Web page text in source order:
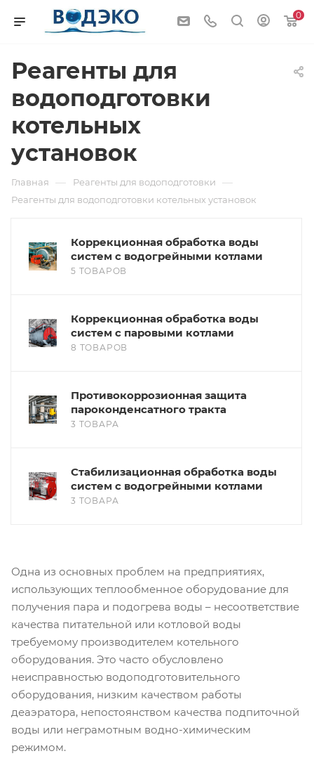
0
Реагенты для
водоподготовки
котельных
установок
Главная — Реагенты для водоподготовки —
Реагенты для водоподготовки котельных установок
Коррекционная обработка воды
систем с водогрейными котлами
5 ТОВАРОВ
Коррекционная обработка воды
систем с паровыми котлами
8 ТОВАРОВ
Противокоррозионная защита
пароконденсатного тракта
3 ТОВАРА
Стабилизационная обработка воды
систем с водогрейными котлами
3 ТОВАРА
Одна из основных проблем на предприятиях,
использующих теплообменное оборудование для
получения пара и подогрева воды – несоответствие
качества питательной или котловой воды
требуемому производителем котельного
оборудования. Это часто обусловлено
неисправностью водоподготовительного
оборудования, низким качеством работы
деаэратора, непостоянством качества подпиточной
воды или неграмотным водно-химическим
режимом.